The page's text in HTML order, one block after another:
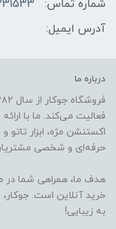
شماره تماس:
آدرس ایمیل:
درباره ما
فعالیت می‌کند. ما با
اکستنشن مژه، ابزار تاتو
حرفه‌ای و شخصی
هدف ما، همراهی شما در
خرید آنلاین است.
به زیبایی!